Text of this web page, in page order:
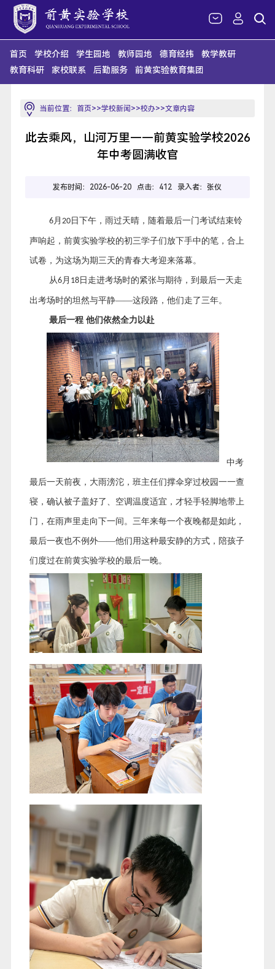
首页 学校介绍 学生园地 教师园地 德育经纬
教学教研
教育科研
家校联系 后勤服务 前黄实验教育集团
当前位置： 首页>>学校新闻 >>校办>>文章内容
此去乘风，山河万里——前黄实验学校2026
年中考圆满收官
发布时间：2026-06-20 点击： 412 录入者：张仪
6月20 日下午，雨过天晴，随着最后一门考试结束铃
声响起，前黄实验学校的初三学子们放下手中的笔，合上
试卷，为这场为期三天的青春大考迎来落幕。
从6月 18 日走进考场时的紧张与期待，到最后一天走
出考场时的坦然与平静——这段路，他们走了三年。
最后一程 他们依然全力以赴
中考
最后一天前夜，大雨滂沱，班主任们撑伞穿过校园一一查
寝，确认被子盖好了、空调温度适宜，才轻手轻脚地带上
门，在雨声里走向下一间。三年来每一个夜晚都是如此，
最后一夜也不例外——他们用这种最安静的方式，陪孩子
们度过在前黄实验学校的最后一晚。